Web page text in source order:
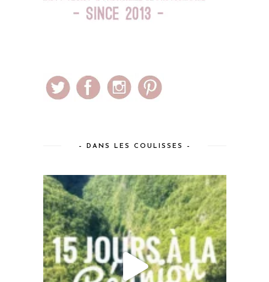
– DANS LES COULISSES –